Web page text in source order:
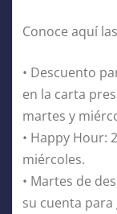
Conoce aquí
• Descuento
en la carta
martes y
• Happy Hour:
miércoles.
• Martes de
su cuenta para